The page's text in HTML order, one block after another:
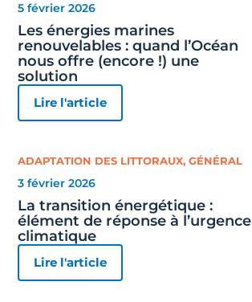
5 février 2026
Les énergies marines
renouvelables : quand l’Océan
nous offre (encore !) une
solution
Lire l'article
ADAPTATION DES LITTORAUX,GÉNÉRAL
3 février 2026
La transition énergétique :
élément de réponse à l’urgence
climatique
Lire l'article